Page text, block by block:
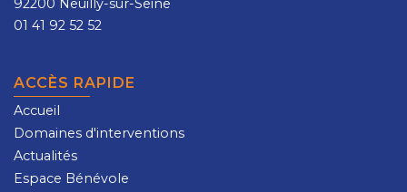
92200 Neuilly-sur-Seine
01 41 92 52 52
ACCÈS RAPIDE
Accueil
Domaines d'interventions
Actualités
Espace Bénévole